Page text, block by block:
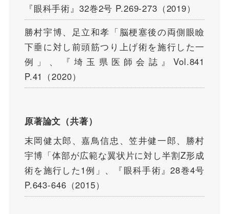
『眼科手術』32巻2号 P.269-273（2019）
勝村宇博、足立和孝「脳梗塞後の両側眼瞼
下垂に対し前頭筋つり上げ術を施行した一
例」、『埼玉県医師会誌』Vol.841
P.41（2020）
原著論文（共著）
末岡健太郎、嘉鳥信忠、笠井健一郎、勝村
宇博「体部が広範な翼状片に対し半割Z形成
術を施行した1例」、『眼科手術』28巻4号
P.643-646（2015）